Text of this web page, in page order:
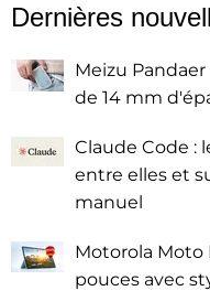
Dernières
Meizu Pandaer
de 14 mm
Claude Code :
entre elles et
manuel
Motorola Moto
pouces avec